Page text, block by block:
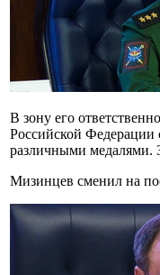
В зону его
Российской Федерации
различными медалями.
Мизинцев сменил на